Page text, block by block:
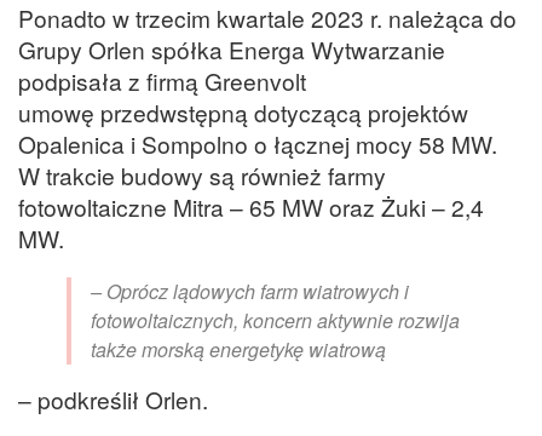
Ponadto w trzecim kwartale 2023 r. należąca do
Grupy Orlen spółka Energa Wytwarzanie
podpisała z firmą Greenvolt
umowę przedwstępną dotyczącą projektów
Opalenica i Sompolno o łącznej mocy 58 MW.
W trakcie budowy są również farmy
fotowoltaiczne Mitra – 65 MW oraz Żuki – 2,4
MW.
– Oprócz lądowych farm wiatrowych i
fotowoltaicznych, koncern aktywnie rozwija
także morską energetykę wiatrową
– podkreślił Orlen.